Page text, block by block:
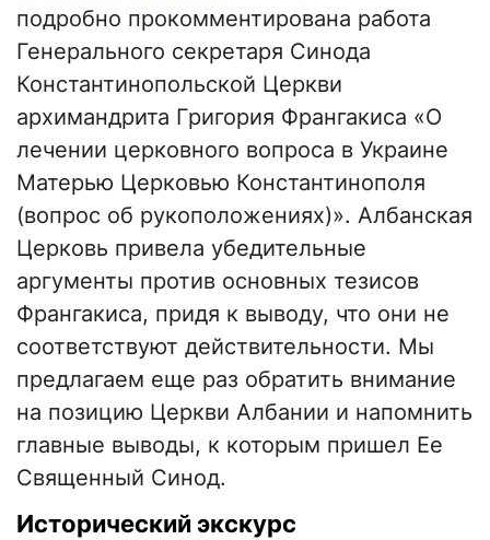
подробно прокомментирована работа
Генерального секретаря Синода
Константинопольской Церкви
архимандрита Григория Франгакиса «О
лечении церковного вопроса в Украине
Матерью Церковью Константинополя
(вопрос об рукоположениях)». Албанская
Церковь привела убедительные
аргументы против основных тезисов
Франгакиса, придя к выводу, что они не
соответствуют действительности. Мы
предлагаем еще раз обратить внимание
на позицию Церкви Албании и напомнить
главные выводы, к которым пришел Ее
Священный Синод.
Исторический экскурс